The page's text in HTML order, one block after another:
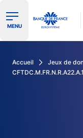
Ouvrir le menu
MENU
Accueil Jeux de